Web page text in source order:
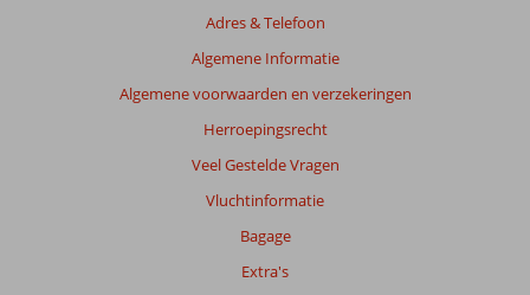
getoonde
Adres & Telefoon
Algemene Informatie
Algemene voorwaarden en verzekeringen
Herroepingsrecht
Veel Gestelde Vragen
Vluchtinformatie
Bagage
Extra's